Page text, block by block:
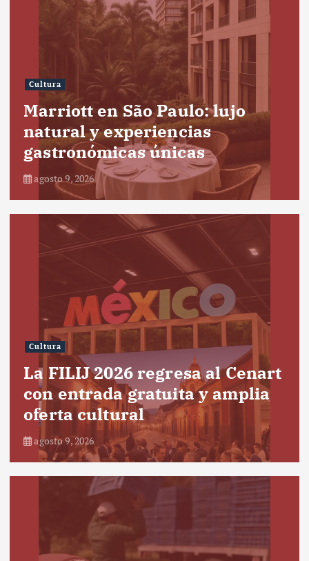
Cultura
Marriott en São Paulo: lujo
natural y experiencias
gastronómicas únicas
agosto 9, 2026
Cultura
La FILIJ 2026 regresa al Cenart
con entrada gratuita y amplia
oferta cultural
agosto 9, 2026